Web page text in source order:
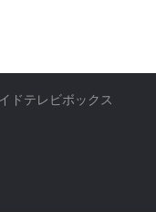
ドテレビボックス